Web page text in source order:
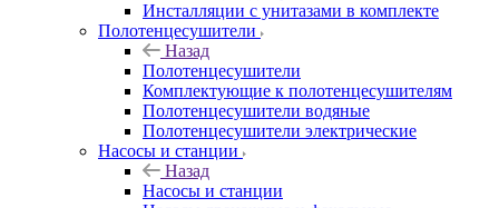
Инсталляции с унитазами в комплекте
Полотенцесушители
Назад
Полотенцесушители
Комплектующие к полотенцесушителям
Полотенцесушители водяные
Полотенцесушители электрические
Насосы и станции
Назад
Насосы и станции